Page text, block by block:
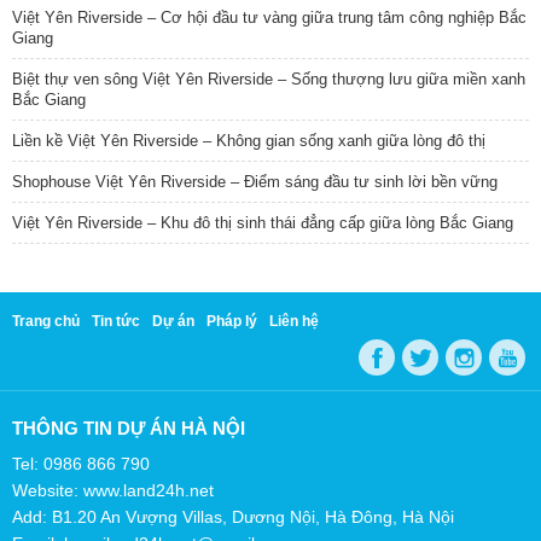
Việt Yên Riverside – Cơ hội đầu tư vàng giữa trung tâm công nghiệp Bắc
Giang
Biệt thự ven sông Việt Yên Riverside – Sống thượng lưu giữa miền xanh
Bắc Giang
Liền kề Việt Yên Riverside – Không gian sống xanh giữa lòng đô thị
Shophouse Việt Yên Riverside – Điểm sáng đầu tư sinh lời bền vững
Việt Yên Riverside – Khu đô thị sinh thái đẳng cấp giữa lòng Bắc Giang
Trang chủ Tin tức Dự án Pháp lý Liên hệ
THÔNG TIN DỰ ÁN HÀ NỘI
Tel: 0986 866 790
Website: www.land24h.net
Add: B1.20 An Vượng Villas, Dương Nội, Hà Đông, Hà Nội